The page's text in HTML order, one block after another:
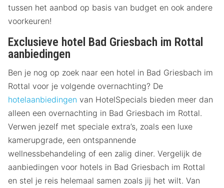
tussen het aanbod op basis van budget en ook andere
voorkeuren!
Exclusieve hotel Bad Griesbach im Rottal
aanbiedingen
Ben je nog op zoek naar een hotel in Bad Griesbach im
Rottal voor je volgende overnachting? De
hotelaanbiedingen van HotelSpecials bieden meer dan
alleen een overnachting in Bad Griesbach im Rottal.
Verwen jezelf met speciale extra’s, zoals een luxe
kamerupgrade, een ontspannende
wellnessbehandeling of een zalig diner. Vergelijk de
aanbiedingen voor hotels in Bad Griesbach im Rottal
en stel je reis helemaal samen zoals jij het wilt. Van